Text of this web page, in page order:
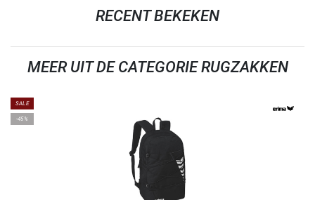
RECENT BEKEKEN
MEER UIT DE CATEGORIE RUGZAKKEN
SALE
-45%